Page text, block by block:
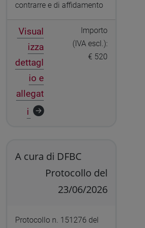
contrarre e di affidamento
Visual
izza
dettagl
io e
allegat
i
Importo
(IVA escl.):
€ 520
A cura di DFBC
Protocollo del
23/06/2026
Protocollo n. 151276 del